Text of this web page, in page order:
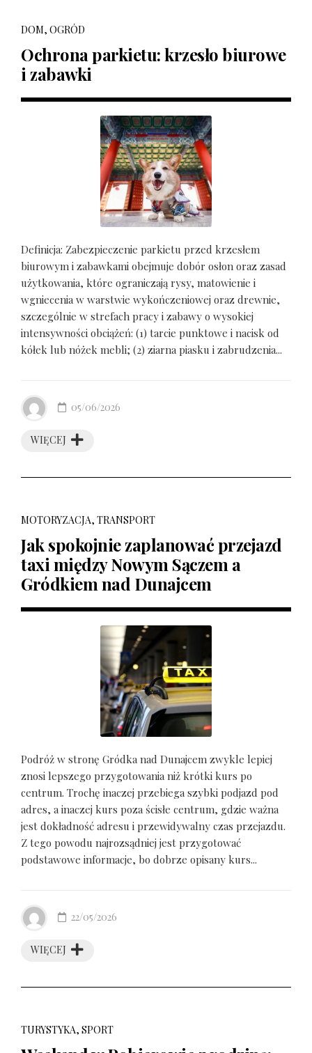
DOM, OGRÓD
Ochrona parkietu: krzesło biurowe
i zabawki
Definicja: Zabezpieczenie parkietu przed krzesłem
biurowym i zabawkami obejmuje dobór osłon oraz zasad
użytkowania, które ograniczają rysy, matowienie i
wgniecenia w warstwie wykończeniowej oraz drewnie,
szczególnie w strefach pracy i zabawy o wysokiej
intensywności obciążeń: (1) tarcie punktowe i nacisk od
kółek lub nóżek mebli; (2) ziarna piasku i zabrudzenia...
WIĘCEJ
05/06/2026
MOTORYZACJA, TRANSPORT
Jak spokojnie zaplanować przejazd
taxi między Nowym Sączem a
Gródkiem nad Dunajcem
Podróż w stronę Gródka nad Dunajcem zwykle lepiej
znosi lepszego przygotowania niż krótki kurs po
centrum. Trochę inaczej przebiega szybki podjazd pod
adres, a inaczej kurs poza ścisłe centrum, gdzie ważna
jest dokładność adresu i przewidywalny czas przejazdu.
Z tego powodu najrozsądniej jest przygotować
podstawowe informacje, bo dobrze opisany kurs...
WIĘCEJ
22/05/2026
TURYSTYKA, SPORT